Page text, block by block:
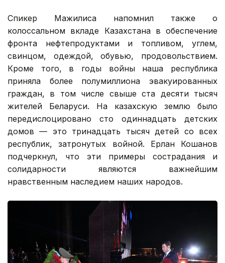
Спикер Мажилиса напомнил также о
колоссальном вкладе Казахстана в обеспечение
фронта нефтепродуктами и топливом, углем,
свинцом, одеждой, обувью, продовольствием.
Кроме того, в годы войны наша республика
приняла более полумиллиона эвакуированных
граждан, в том числе свыше ста десяти тысяч
жителей Беларуси. На казахскую землю было
передислоцировано сто одиннадцать детских
домов — это тринадцать тысяч детей со всех
республик, затронутых войной. Ерлан Кошанов
подчеркнул, что эти примеры сострадания и
солидарности являются важнейшим
нравственным наследием наших народов.